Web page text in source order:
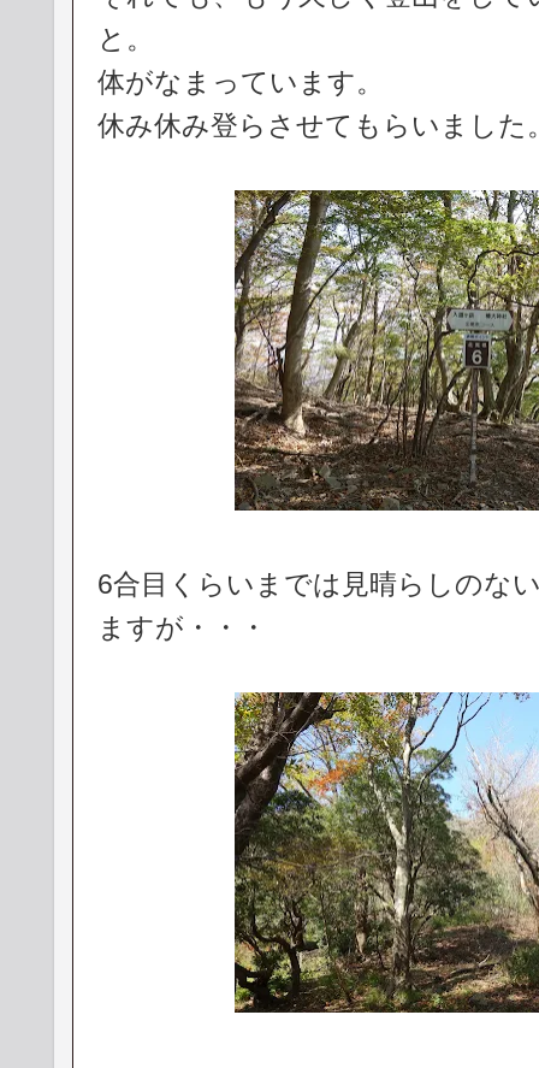
と。
体がなまっています。
休み休み登らさせてもらいました
6合目くらいまでは見晴らしのな
ますが・・・